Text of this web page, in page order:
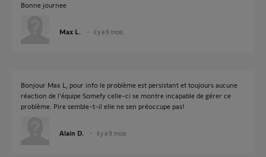
Bonne journee
Max L. il y a 9 mois
Bonjour Max L, pour info le problème est persistant et toujours aucune
réaction de l'équipe Somefy celle-ci se montre incapable de gérer ce
problème. Pire semble-t-il elle ne sen préoccupe pas!
Alain D. il y a 9 mois